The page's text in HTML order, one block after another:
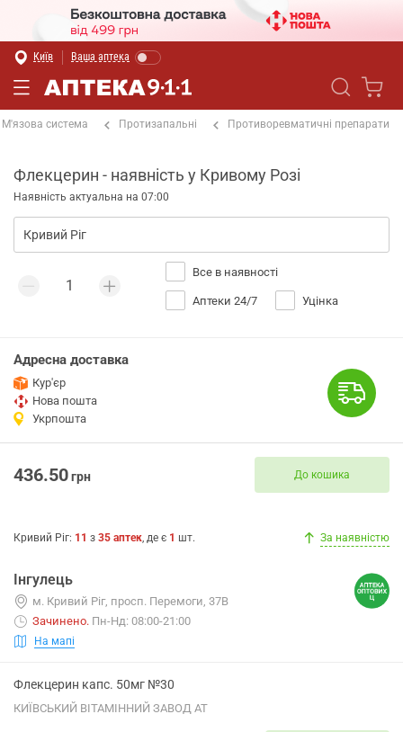
Київ Ваша аптека
М'язова система Протизапальні Противоревматичні препарати
Флекцерин - наявність у Кривому Розі
Наявність актуальна на 07:00
Все в наявності
Аптеки 24/7 Уцінка
Адресна доставка
Кур'єр
Нова пошта
Укрпошта
436.50грн До кошика
Кривий Ріг: 11 з 35 аптек, де є 1 шт. За наявністю
Інгулець
м. Кривий Ріг, просп. Перемоги, 37В
Зачинено. Пн-Нд: 08:00-21:00
На мапі
Флекцерин капс. 50мг №30
КИЇВСЬКИЙ ВІТАМІННИЙ ЗАВОД АТ